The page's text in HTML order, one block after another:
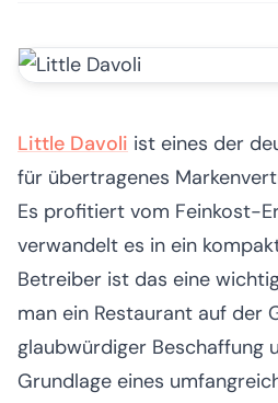
Little Davoli ist eines der
für übertragenes
Es profitiert vom Feinkost-
verwandelt es in ein
Betreiber ist das eine
man ein Restaurant auf der
glaubwürdiger Beschaffung
Grundlage eines